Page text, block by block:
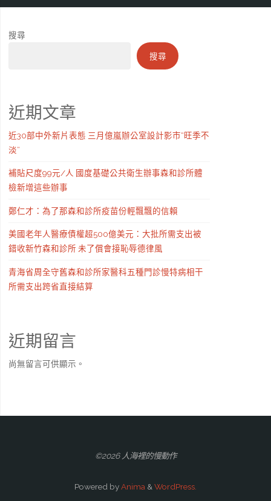
搜尋
搜尋
近期文章
近30部中外新片表態 三月億嵐辦公室設計影市“旺季不
淡”
補貼尺度99元/人 國度基礎公共衛生辦事森和診所體
檢新增這些辦事
鄭仁才：為了那森和診所疫苗份輕飄飄的信賴
美國老年人醫療債權超500億美元：大批所需支出被
錯收新竹森和診所 未了償會接恥辱德律風
青海省周全守舊森和診所家醫科五種門診慢特病相干
所需支出跨省直接結算
近期留言
尚無留言可供顯示。
©2026 人海裡的慢動作
Powered byAnima & WordPress.